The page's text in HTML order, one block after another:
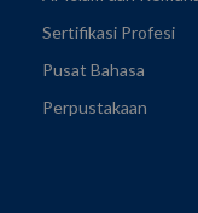
Sertifikasi Profesi
Pusat Bahasa
Perpustakaan